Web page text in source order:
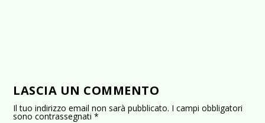
LASCIA UN COMMENTO
Il tuo indirizzo email non sarà pubblicato. I campi obbligatori
sono contrassegnati*